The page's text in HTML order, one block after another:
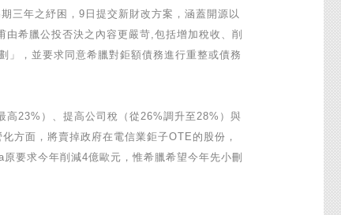
三年之紓困，9日提交新財改方案，涵蓋開源以
希臘公投否決之內容更嚴苛,包括增加稅收、削
」，並要求同意希臘對鉅額債務進行重整或債務
高23%）、提高公司稅（從26%調升至28%）與
方面，將賣掉政府在電信業鉅子OTE的股份，
要求今年削減4億歐元，惟希臘希望今年先小刪